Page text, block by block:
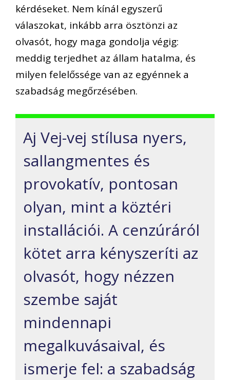
kérdéseket. Nem kínál egyszerű
válaszokat, inkább arra ösztönzi az
olvasót, hogy maga gondolja végig:
meddig terjedhet az állam hatalma, és
milyen felelőssége van az egyénnek a
szabadság megőrzésében.
Aj Vej-vej stílusa nyers,
sallangmentes és
provokatív, pontosan
olyan, mint a köztéri
installációi. A cenzúráról
kötet arra kényszeríti az
olvasót, hogy nézzen
szembe saját
mindennapi
megalkuvásaival, és
ismerje fel: a szabadság